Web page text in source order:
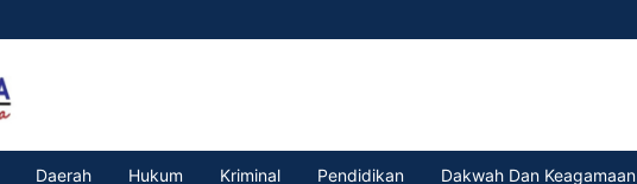
Daerah Hukum Kriminal Pendidikan Dakwah Dan Keagamaan